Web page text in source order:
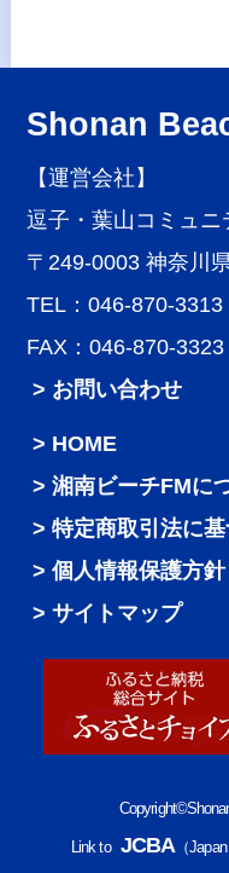
Shonan
【運営会社】
逗子・葉山コミュ
〒249-0003 神奈川
TEL：046-870-3313
FAX：046-870-3323
> お問い合わせ
HOME
湘南ビーチFMに
特定商取引法に
個人情報保護方針
サイトマップ
Link to JCBA（Japan